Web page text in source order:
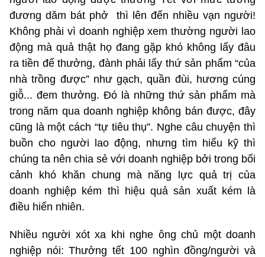
đương dăm bát phở thì lên đến nhiều vạn người!
Không phải vì doanh nghiệp xem thường người lao
động mà quả thật họ đang gặp khó không lấy đâu
ra tiền để thưởng, đành phải lấy thứ sản phẩm “của
nhà trồng được” như gạch, quần đùi, hương cúng
giỗ... đem thưởng. Đó là những thứ sản phẩm mà
trong năm qua doanh nghiệp không bán được, đây
cũng là một cách “tự tiêu thụ”. Nghe câu chuyện thì
buồn cho người lao động, nhưng tìm hiểu kỹ thì
chúng ta nên chia sẻ với doanh nghiệp bởi trong bối
cảnh khó khăn chung mà năng lực quả trị của
doanh nghiệp kém thì hiệu quả sản xuất kém là
điều hiển nhiên.
Nhiều người xót xa khi nghe ông chủ một doanh
nghiệp nói: Thưởng tết 100 nghìn đồng/người và